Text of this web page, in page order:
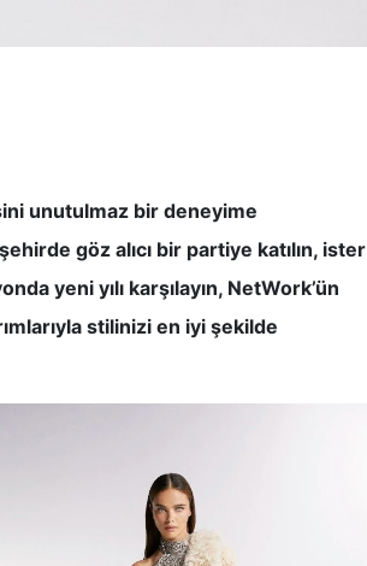
unutulmaz bir deneyime
göz alıcı bir partiye katılın, ister
yeni yılı karşılayın, NetWork’ün
stilinizi en iyi şekilde